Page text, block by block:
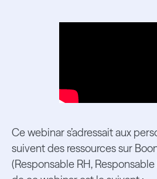
Ce webinar s’adressait aux
suivent des ressources sur
(Responsable RH, Responsable